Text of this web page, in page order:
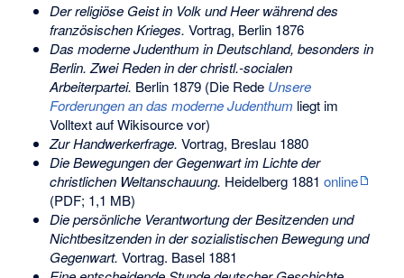
Der religiöse Geist in Volk und Heer während des
französischen Krieges. Vortrag, Berlin 1876
Das moderne Judenthum in Deutschland, besonders in
Berlin. Zwei Reden in der christl.-socialen
Arbeiterpartei. Berlin 1879 (Die Rede Unsere
Forderungen an das moderne Judenthum liegt im
Volltext auf Wikisource vor)
Zur Handwerkerfrage. Vortrag, Breslau 1880
Die Bewegungen der Gegenwart im Lichte der
christlichen Weltanschauung. Heidelberg 1881 online
(PDF; 1,1 MB)
Die persönliche Verantwortung der Besitzenden und
Nichtbesitzenden in der sozialistischen Bewegung und
Gegenwart. Vortrag. Basel 1881